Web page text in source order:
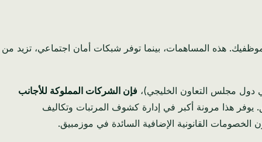
هذه المساهمات، بينما توفر شبكات أمان اجتماعي، تزيد من
دول مجلس التعاون الخليجي)، فإن الشركات المملوكة للأجانب
يوفر هذا مرونة أكبر في إدارة كشوف المرتبات وتكاليف
القانونية الإضافية السائدة في موزمبيق.